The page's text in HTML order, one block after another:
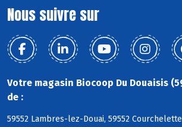
Nous suivre sur
Votre magasin Biocoop Du Douaisis
de :
59552 Lambres-lez-Douai, 59552